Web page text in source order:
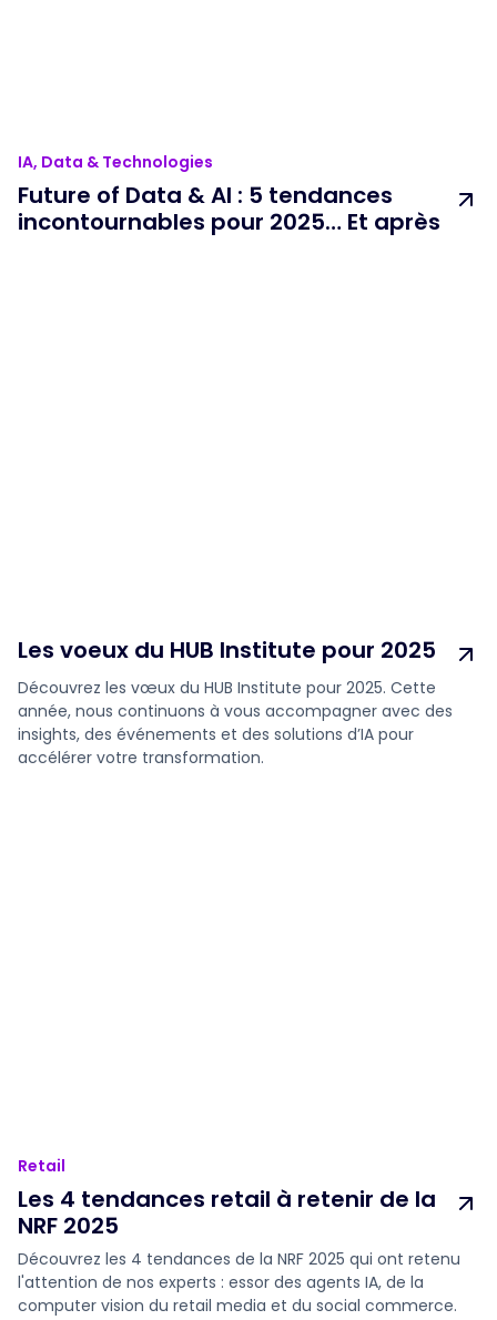
IA, Data & Technologies
Future of Data & AI : 5 tendances
incontournables pour 2025… Et après
Les voeux du HUB Institute pour 2025
Découvrez les vœux du HUB Institute pour 2025. Cette
année, nous continuons à vous accompagner avec des
insights, des événements et des solutions d’IA pour
accélérer votre transformation.
Retail
Les 4 tendances retail à retenir de la
NRF 2025
Découvrez les 4 tendances de la NRF 2025 qui ont retenu
l'attention de nos experts : essor des agents IA, de la
computer vision du retail media et du social commerce.